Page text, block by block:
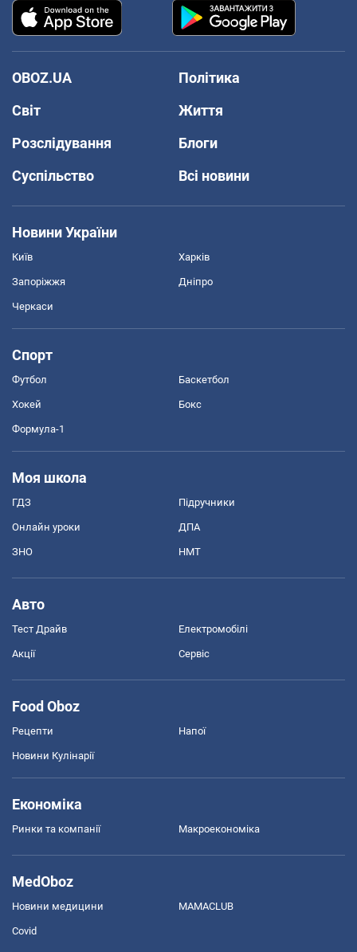
OBOZ.UA
Політика
Світ
Життя
Розслідування
Блоги
Суспільство
Всі новини
Новини України
Київ Харків
Запоріжжя Дніпро
Черкаси
Спорт
Футбол Баскетбол
Хокей Бокс
Формула-1
Моя школа
ГДЗ Підручники
Онлайн уроки ДПА
ЗНО НМТ
Авто
Тест Драйв Електромобілі
Акції Сервіс
Food Oboz
Рецепти Напої
Новини Кулінарії
Економіка
Ринки та компанії Макроекономіка
MedOboz
Новини медицини MAMACLUB
Covid